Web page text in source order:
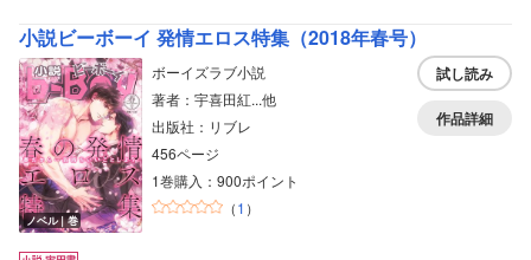
小説ビーボーイ 発情エロス特集（2018年春号）
ノベル｜巻
ボーイズラブ小説
著者：宇喜田紅...他
出版社：リブレ
456ページ
1巻購入：900ポイント
（1 ）
試し読み
作品詳細